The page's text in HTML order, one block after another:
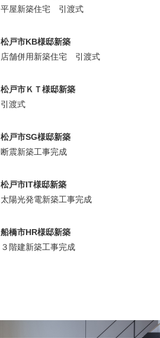
平屋新築住宅 引渡式
松戸市KB様邸新築
店舗併用新築住宅 引渡式
松戸市ＫＴ様邸新築
引渡式
松戸市SG様邸新築
断震新築工事完成
松戸市IT様邸新築
太陽光発電新築工事完成
船橋市HR様邸新築
３階建新築工事完成